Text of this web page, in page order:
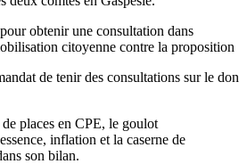
obtenir une consultation dans
citoyenne contre la proposition
de tenir des consultations sur le don
places en CPE, le goulot
inflation et la caserne de
son bilan.